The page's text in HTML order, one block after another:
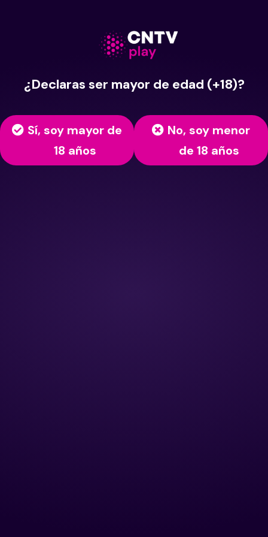
¿Declaras ser mayor de edad (+18)?
Sí, soy mayor de
18 años
No, soy menor
de 18 años